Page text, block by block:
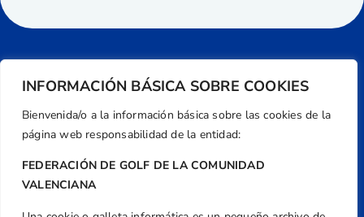
INFORMACIÓN BÁSICA SOBRE COOKIES
Bienvenida/o a la información básica sobre las cookies de la
página web responsabilidad de la entidad:
FEDERACIÓN DE GOLF DE LA COMUNIDAD
VALENCIANA